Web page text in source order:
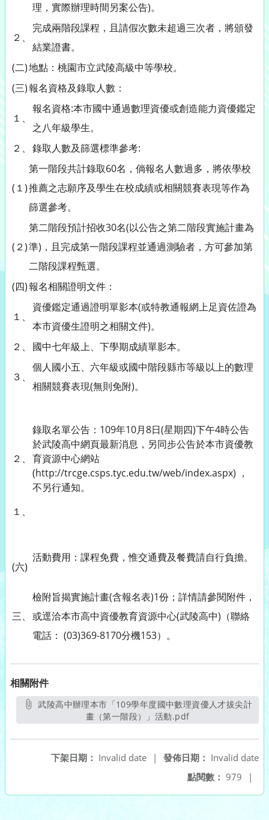
理，實際辦理時間另案公告)。
２、
完成兩階段課程，且請假次數未超過三次者，將頒發
結業證書。
(二)地點：桃園市立武陵高級中等學校。
(三)報名資格及錄取人數：
１、
報名資格:本市國中通過數理資優或創造能力資優鑑定
之八年級學生。
２、 錄取人數及篩選標準參考:
(１)
第一階段共計錄取60名，倘報名人數過多，將依學校
推薦之志願序及學生在校成績或相關競賽表現等作為
篩選參考。
(２)
第二階段預計招收30名(以公告之第二階段實施計畫為
準)，且完成第一階段課程並通過測驗者，方可參加第
二階段課程甄選。
(四)報名相關證明文件：
１、
資優鑑定通過證明單影本(或特教通報網上足資佐證為
本市資優生證明之相關文件)。
２、
國中七年級上、下學期成績單影本。
３、
個人國小五、六年級或國中階段縣市等級以上的數理
相關競賽表現(無則免附)。
２、
錄取名單公告：109年10月8日(星期四)下午4時公告
於武陵高中網頁最新消息，另同步公告於本市資優教
育資源中心網站
(http://trcge.csps.tyc.edu.tw/web/index.aspx) ，
不另行通知。
１、
(六)
活動費用：課程免費，惟交通費及餐費請自行負擔。
三、
檢附旨揭實施計畫(含報名表)1份；詳情請參閱附件，
或逕洽本市高中資優教育資源中心(武陵高中)（聯絡
電話： (03)369-8170分機153）。
相關附件
武陵高中辦理本市「109學年度國中數理資優人才拔尖計
畫（第一階段）」活動.pdf另開新視窗
發佈日期： Invalid date
下架日期： Invalid date
|
點閱數： 979 |